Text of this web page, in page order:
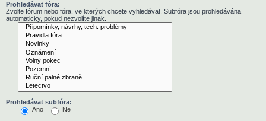
Prohledávat fóra:
Zvolte fórum nebo fóra, ve kterých chcete vyhledávat. Subfóra jsou prohledávána
automaticky, pokud nezvolíte jinak.
Prohledávat subfóra:
Ano
Ne